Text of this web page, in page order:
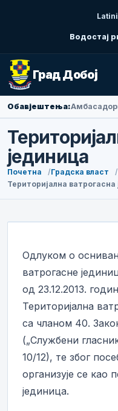
Водостај
Град Добој
Обавјештења:
јединица
Почетна Градска власт
Територијална ватрогасна
Одлуком о
ватрогасне
од 23.12.2013.
Територијална
са чланом 40.
(„Службени
10/12), те због
организује се као
јединица.